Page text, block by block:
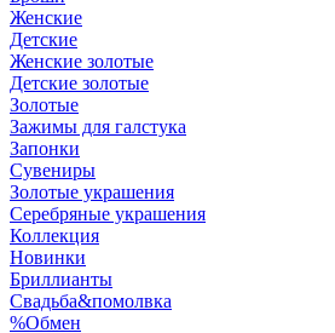
Женские
Детские
Женские золотые
Детские золотые
Золотые
Зажимы для галстука
Запонки
Сувениры
Золотые украшения
Серебряные украшения
Коллекция
Новинки
Бриллианты
Свадьба&помолвка
%Обмен